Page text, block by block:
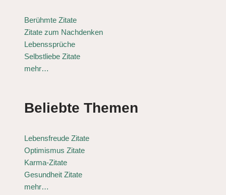
Berühmte Zitate
Zitate zum Nachdenken
Lebenssprüche
Selbstliebe Zitate
mehr…
Beliebte Themen
Lebensfreude Zitate
Optimismus Zitate
Karma-Zitate
Gesundheit Zitate
mehr…